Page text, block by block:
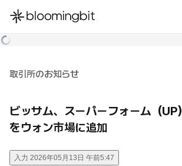
한국어
取引所のお知らせ
ビッサム、スーパーフォーム（UP）
をウォン市場に追加
入力 2026年05月13日 午前5:47